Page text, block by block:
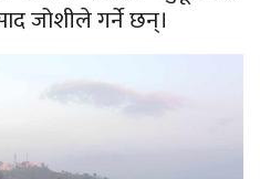
जोशीले गर्ने छन्।